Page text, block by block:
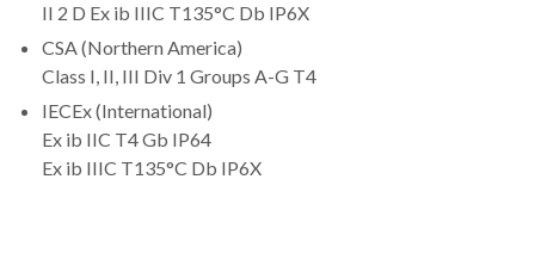
II 2 D Ex ib IIIC T135°C Db IP6X
CSA (Northern America)
Class I, II, III Div 1 Groups A-G T4
IECEx (International)
Ex ib IIC T4 Gb IP64
Ex ib IIIC T135°C Db IP6X